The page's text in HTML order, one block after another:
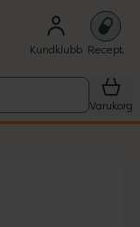
Kundklubb Recept
Varukorg